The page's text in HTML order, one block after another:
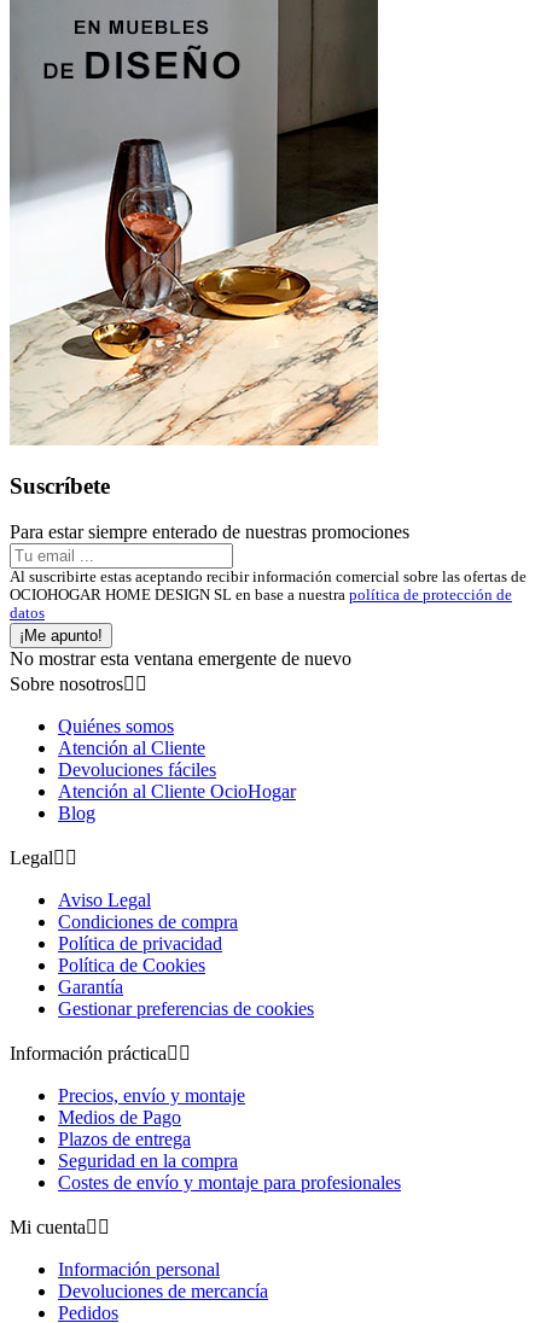
Suscríbete
Para estar siempre enterado de nuestras promociones
Al suscribirte estas aceptando recibir información comercial sobre las ofertas de
OCIOHOGAR HOME DESIGN SL en base a nuestra política de protección de
datos
¡Me apunto!
No mostrar esta ventana emergente de nuevo
Sobre nosotros 
Quiénes somos
Atención al Cliente
Devoluciones fáciles
Atención al Cliente OcioHogar
Blog
Legal 
Aviso Legal
Condiciones de compra
Política de privacidad
Política de Cookies
Garantía
Gestionar preferencias de cookies
Información práctica 
Precios, envío y montaje
Medios de Pago
Plazos de entrega
Seguridad en la compra
Costes de envío y montaje para profesionales
Mi cuenta 
Información personal
Devoluciones de mercancía
Pedidos